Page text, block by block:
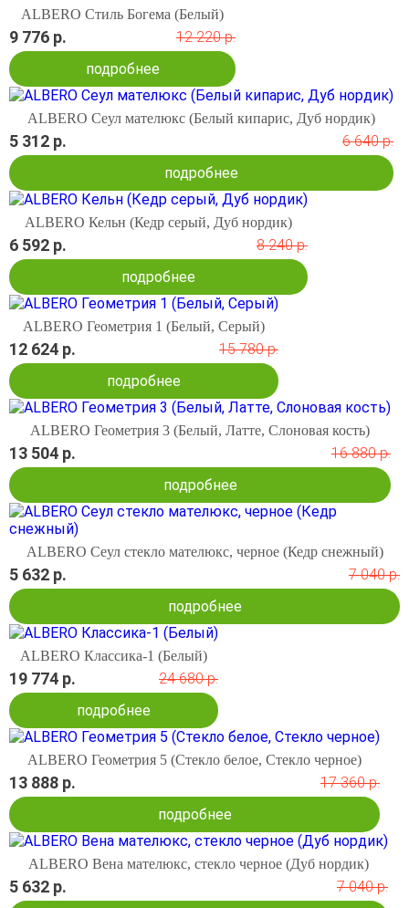
ALBERO Стиль Богема (Белый)
9 776 р.
12 220 р.
подробнее
ALBERO Сеул мателюкс (Белый кипарис, Дуб нордик)
5 312 р.
6 640 р.
подробнее
ALBERO Кельн (Кедр серый, Дуб нордик)
6 592 р.
8 240 р.
подробнее
ALBERO Геометрия 1 (Белый, Серый)
12 624 р.
15 780 р.
подробнее
ALBERO Геометрия 3 (Белый, Латте, Слоновая кость)
13 504 р.
16 880 р.
подробнее
ALBERO Сеул стекло мателюкс, черное (Кедр снежный)
5 632 р.
7 040 р.
подробнее
ALBERO Классика-1 (Белый)
19 774 р.
24 680 р.
подробнее
ALBERO Геометрия 5 (Стекло белое, Стекло черное)
13 888 р.
17 360 р.
подробнее
ALBERO Вена мателюкс, стекло черное (Дуб нордик)
5 632 р.
7 040 р.